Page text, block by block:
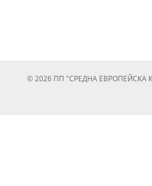
© 2026 ПП "СРЕДНА ЕВРОПЕЙСКА